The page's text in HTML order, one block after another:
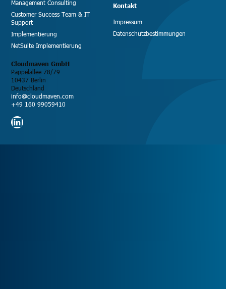
Management Consulting
Customer Success Team & IT
Support
Implementierung
NetSuite Implementierung
Kontakt
Impressum
Datenschutzbestimmungen
Cloudmaven GmbH
Pappelallee 78/79
10437 Berlin
Deutschland
info@cloudmaven.com
+49 160 99059410
LinkedIn